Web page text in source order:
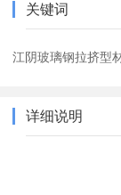
关键词
江阴玻璃钢拉挤型
详细说明